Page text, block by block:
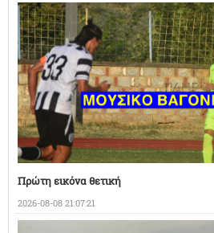
Πρώτη εικόνα θετική
2026-08-08 21:07:21